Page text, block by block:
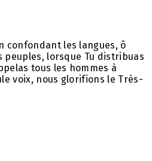
confondant les langues, ô
peuples, lorsque Tu distribuas
tous les hommes à
voix, nous glorifions le Très-